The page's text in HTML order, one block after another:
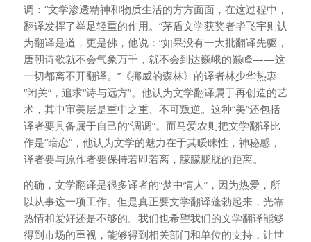
调：“文学渗透精神和物质生活的方方面面，在这过程中，
翻译发挥了举足轻重的作用。”茅盾文学获奖者毕飞宇则认
为翻译是道，更是佛，他说：“如果没有一大批翻译先驱，
唐朝诗歌就不会气象万千，就不会到达巍峨的巅峰——这
一切都离不开翻译。”《挪威的森林》的译者林少华热衷
“闭关”，追求“诗与远方”。他认为文学翻译属于再创造的艺
术，其中审美层是重中之重、不可叛逆。这种“美”还包括
译者要具备属于自己的“调调”。而马爱农则把文学翻译比
作是“暗恋”，他认为文学的魅力在于其暧昧性，神秘感，
译者要与原作者要保持若即若离，朦朦胧胧的距离。
的确，文学翻译是很多译者的“梦中情人”，因为热爱，所
以从事这一项工作。但是真正要文学翻译蓬勃起来，光靠
热情和爱好还是不够的。我们也希望我们的文学翻译能够
得到市场的重视，能够得到相关部门和单位的支持，让世